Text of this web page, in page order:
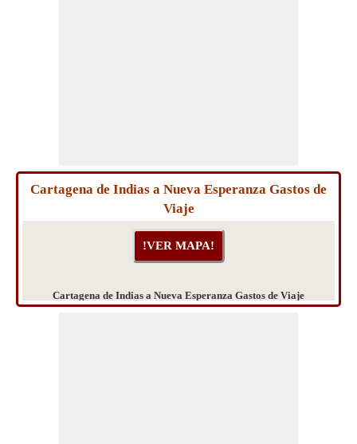
Cartagena de Indias a Nueva Esperanza Gastos de
Viaje
Cartagena de Indias a Nueva Esperanza Gastos de Viaje